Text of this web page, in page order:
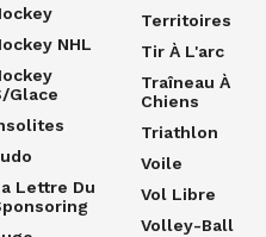
NHL
glace
Lettre Du
Territoires
Tir À L'arc
Traîneau À
Chiens
Triathlon
Voile
Vol Libre
Volley-Ball